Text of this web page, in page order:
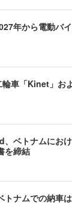
年から電動バ
車「Kinet」お
ベトナムにお
を締結
ナムでの納車